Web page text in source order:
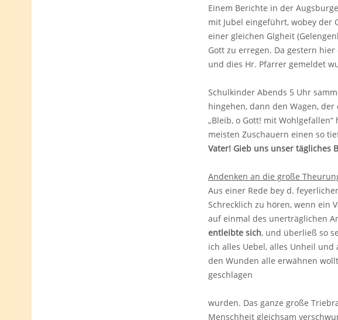
Einem Berichte in der
mit Jubel eingeführt, wobey der
einer gleichen Glgheit
Gott zu erregen. Da gestern
und dies Hr. Pfarrer gemeldet
Schulkinder Abends 5 Uhr
hingehen, dann den Wagen,
„Bleib, o Gott! mit
meisten Zuschauern einen so
Vater! Gieb uns unser tägliches
Andenken an die große
Aus einer Rede bey d.
Schrecklich zu hören, wenn ein
auf einmal des unerträglichen
entleibte sich, und überließ so
ich alles Uebel, alles Unheil
den Wunden alle erwähnen
geschlagen
wurden. Das ganze große
Menschheit gleichsam